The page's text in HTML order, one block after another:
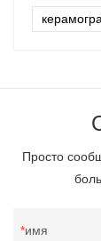
Просто
имя